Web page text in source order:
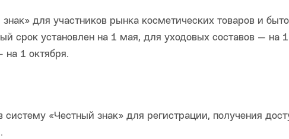
для участников рынка косметических товаров и
срок установлен на 1 мая, для уходовых составов — на
на 1 октября.
«Честный знак» для регистрации, получения